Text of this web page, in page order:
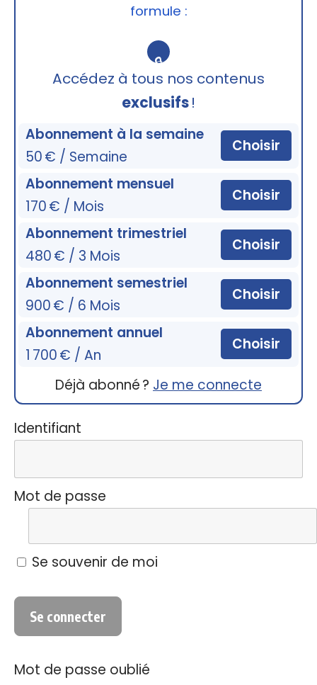
formule :
🔒
Accédez à tous nos contenus
exclusifs!
Abonnement à la semaine
50 € / Semaine
Choisir
Abonnement mensuel
170 € / Mois
Choisir
Abonnement trimestriel
480 € / 3 Mois
Choisir
Abonnement semestriel
900 € / 6 Mois
Choisir
Abonnement annuel
1 700 € / An
Choisir
Déjà abonné ? Je me connecte
Identifiant
Mot de passe
Se souvenir de moi
Mot de passe oublié